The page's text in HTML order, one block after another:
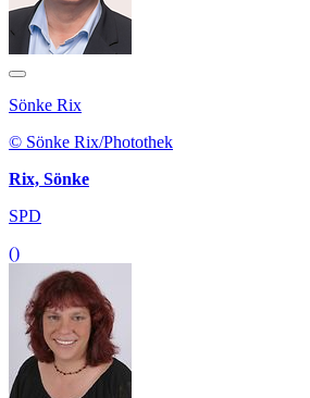
Sönke Rix
© Sönke Rix/Photothek
Rix, Sönke
SPD
()